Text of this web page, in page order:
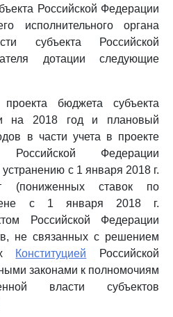
Российской Федерации
исполнительного органа
субъекта Российской
дотации следующие
бюджета субъекта
на 2018 год и плановый
в части учета в проекте
Федерации
с 1 января 2018 г.
(пониженных ставок по
с 1 января 2018 г.
Российской Федерации
не связанных с решением
Конституцией Российской
законами к полномочиям
власти субъектов